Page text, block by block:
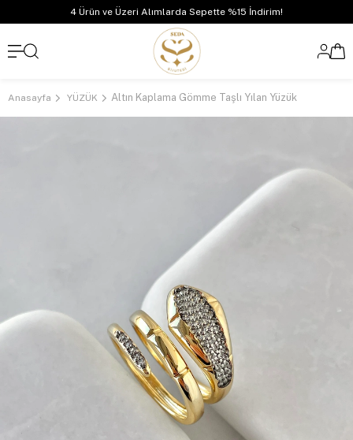
4 Ürün ve Üzeri Alımlarda Sepette %15 İndirim!
Anasayfa YÜZÜK Altın Kaplama Gömme Taşlı Yılan Yüzük